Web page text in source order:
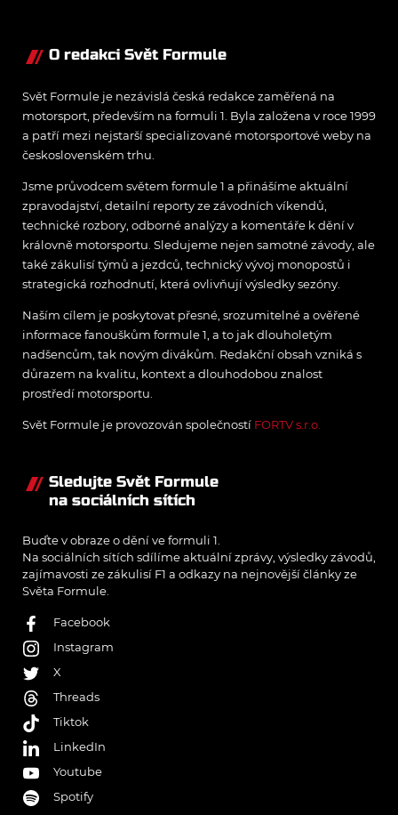
O redakci Svět Formule
Svět Formule je nezávislá česká redakce zaměřená na
motorsport, především na formuli 1. Byla založena v roce 1999
a patří mezi nejstarší specializované motorsportové weby na
československém trhu.
Jsme průvodcem světem formule 1 a přinášíme aktuální
zpravodajství, detailní reporty ze závodních víkendů,
technické rozbory, odborné analýzy a komentáře k dění v
královně motorsportu. Sledujeme nejen samotné závody, ale
také zákulisí týmů a jezdců, technický vývoj monopostů i
strategická rozhodnutí, která ovlivňují výsledky sezóny.
Naším cílem je poskytovat přesné, srozumitelné a ověřené
informace fanouškům formule 1, a to jak dlouholetým
nadšencům, tak novým divákům. Redakční obsah vzniká s
důrazem na kvalitu, kontext a dlouhodobou znalost
prostředí motorsportu.
Svět Formule je provozován společností FORTV s.r.o.
Sledujte Svět Formule
na sociálních sítích
Buďte v obraze o dění ve formuli 1.
Na sociálních sítích sdílíme aktuální zprávy, výsledky závodů,
zajímavosti ze zákulisí F1 a odkazy na nejnovější články ze
Světa Formule.
Facebook
Instagram
X
Threads
Tiktok
LinkedIn
Youtube
Spotify